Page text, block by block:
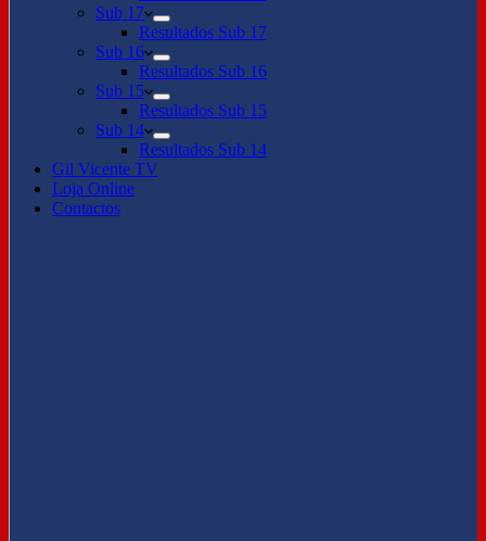
Sub 17
Resultados Sub 17
Sub 16
Resultados Sub 16
Sub 15
Resultados Sub 15
Sub 14
Resultados Sub 14
Gil Vicente TV
Loja Online
Contactos